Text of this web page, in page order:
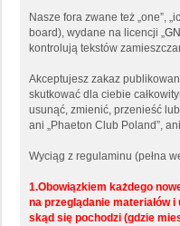
Nasze fora zwane też „one”,
board), wydane na licencji „
kontrolują tekstów
Akceptujesz zakaz
skutkować dla ciebie
usunąć, zmienić, przenieść
ani „Phaeton Club Poland”,
Wyciąg z regulaminu (pełna
1.Obowiązkiem każdego
na przeglądanie materiałów
skąd się pochodzi (gdzie